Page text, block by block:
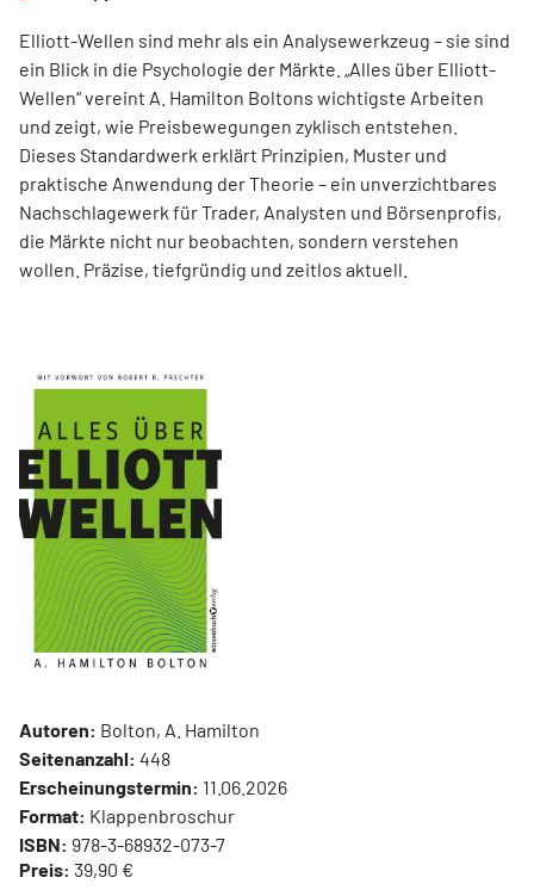
Elliott-Wellen sind mehr als ein Analysewerkzeug – sie sind
ein Blick in die Psychologie der Märkte. „Alles über Elliott-
Wellen“ vereint A. Hamilton Boltons wichtigste Arbeiten
und zeigt, wie Preisbewegungen zyklisch entstehen.
Dieses Standardwerk erklärt Prinzipien, Muster und
praktische Anwendung der Theorie – ein unverzichtbares
Nachschlagewerk für Trader, Analysten und Börsenprofis,
die Märkte nicht nur beobachten, sondern verstehen
wollen. Präzise, tiefgründig und zeitlos aktuell.
Autoren: Bolton, A. Hamilton
Seitenanzahl: 448
Erscheinungstermin: 11.06.2026
Format: Klappenbroschur
ISBN: 978-3-68932-073-7
Preis: 39,90 €